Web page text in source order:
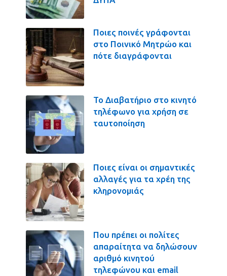
Ποιες ποινές γράφονται
στο Ποινικό Μητρώο και
πότε διαγράφονται
Το Διαβατήριο στο κινητό
τηλέφωνο για χρήση σε
ταυτοποίηση
Ποιες είναι οι σημαντικές
αλλαγές για τα χρέη της
κληρονομιάς
Που πρέπει οι πολίτες
απαραίτητα να δηλώσουν
αριθμό κινητού
τηλεφώνου και email